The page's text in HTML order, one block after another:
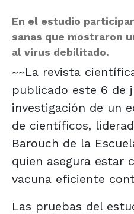
En el estudio
sanas que mostraron
al virus debilitado.
~~La revista
publicado este 6 de
investigación de un
de científicos,
Barouch de la
quien asegura estar
vacuna eficiente
Las pruebas del